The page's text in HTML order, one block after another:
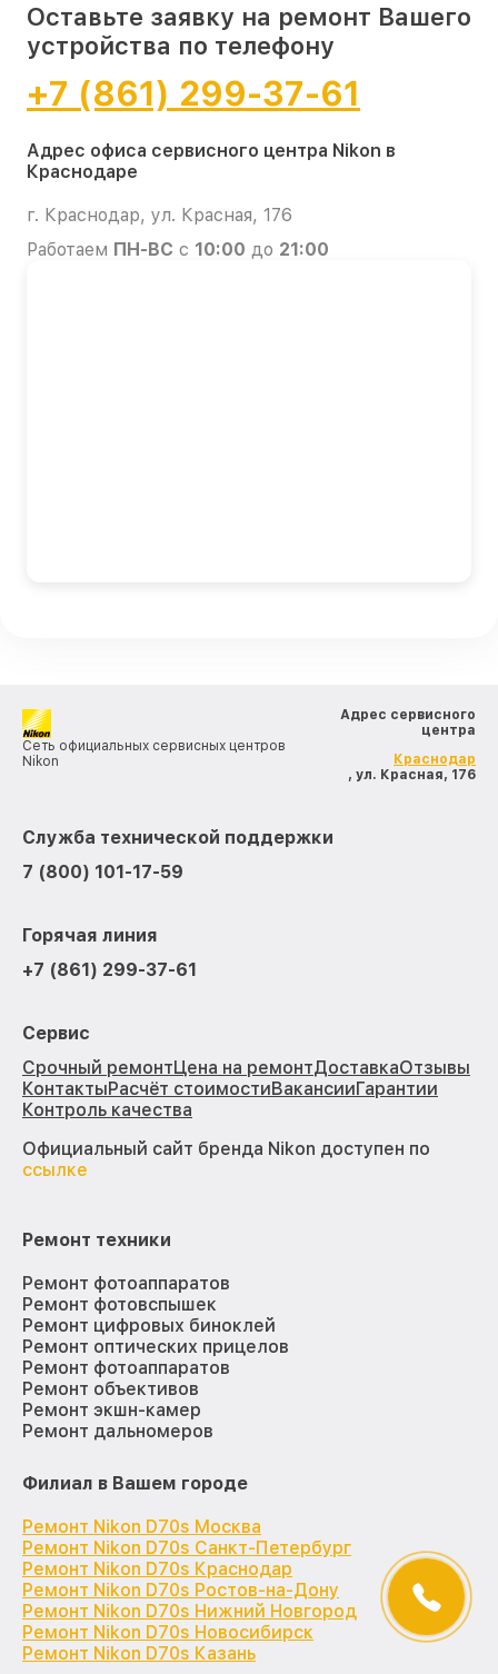
Оставьте заявку на ремонт Вашего
устройства по телефону
+7 (861) 299-37-61
Адрес офиса сервисного центра Nikon в
Краснодаре
г. Краснодар, ул. Красная, 176
Работаем ПН-ВС с 10:00 до 21:00
Сеть официальных сервисных центров
Nikon
Адрес сервисного
центра
Краснодар
, ул. Красная, 176
Служба технической поддержки
7 (800) 101-17-59
Горячая линия
+7 (861) 299-37-61
Сервис
Срочный ремонтЦена на ремонтДоставкаОтзывы
КонтактыРасчёт стоимостиВакансииГарантии
Контроль качества
Официальный сайт бренда Nikon доступен по
ссылке
Ремонт техники
Ремонт фотоаппаратов
Ремонт фотовспышек
Ремонт цифровых биноклей
Ремонт оптических прицелов
Ремонт фотоаппаратов
Ремонт объективов
Ремонт экшн-камер
Ремонт дальномеров
Филиал в Вашем городе
Ремонт Nikon D70s Москва
Ремонт Nikon D70s Санкт-Петербург
Ремонт Nikon D70s Краснодар
Ремонт Nikon D70s Ростов-на-Дону
Ремонт Nikon D70s Нижний Новгород
Ремонт Nikon D70s Новосибирск
Ремонт Nikon D70s Казань